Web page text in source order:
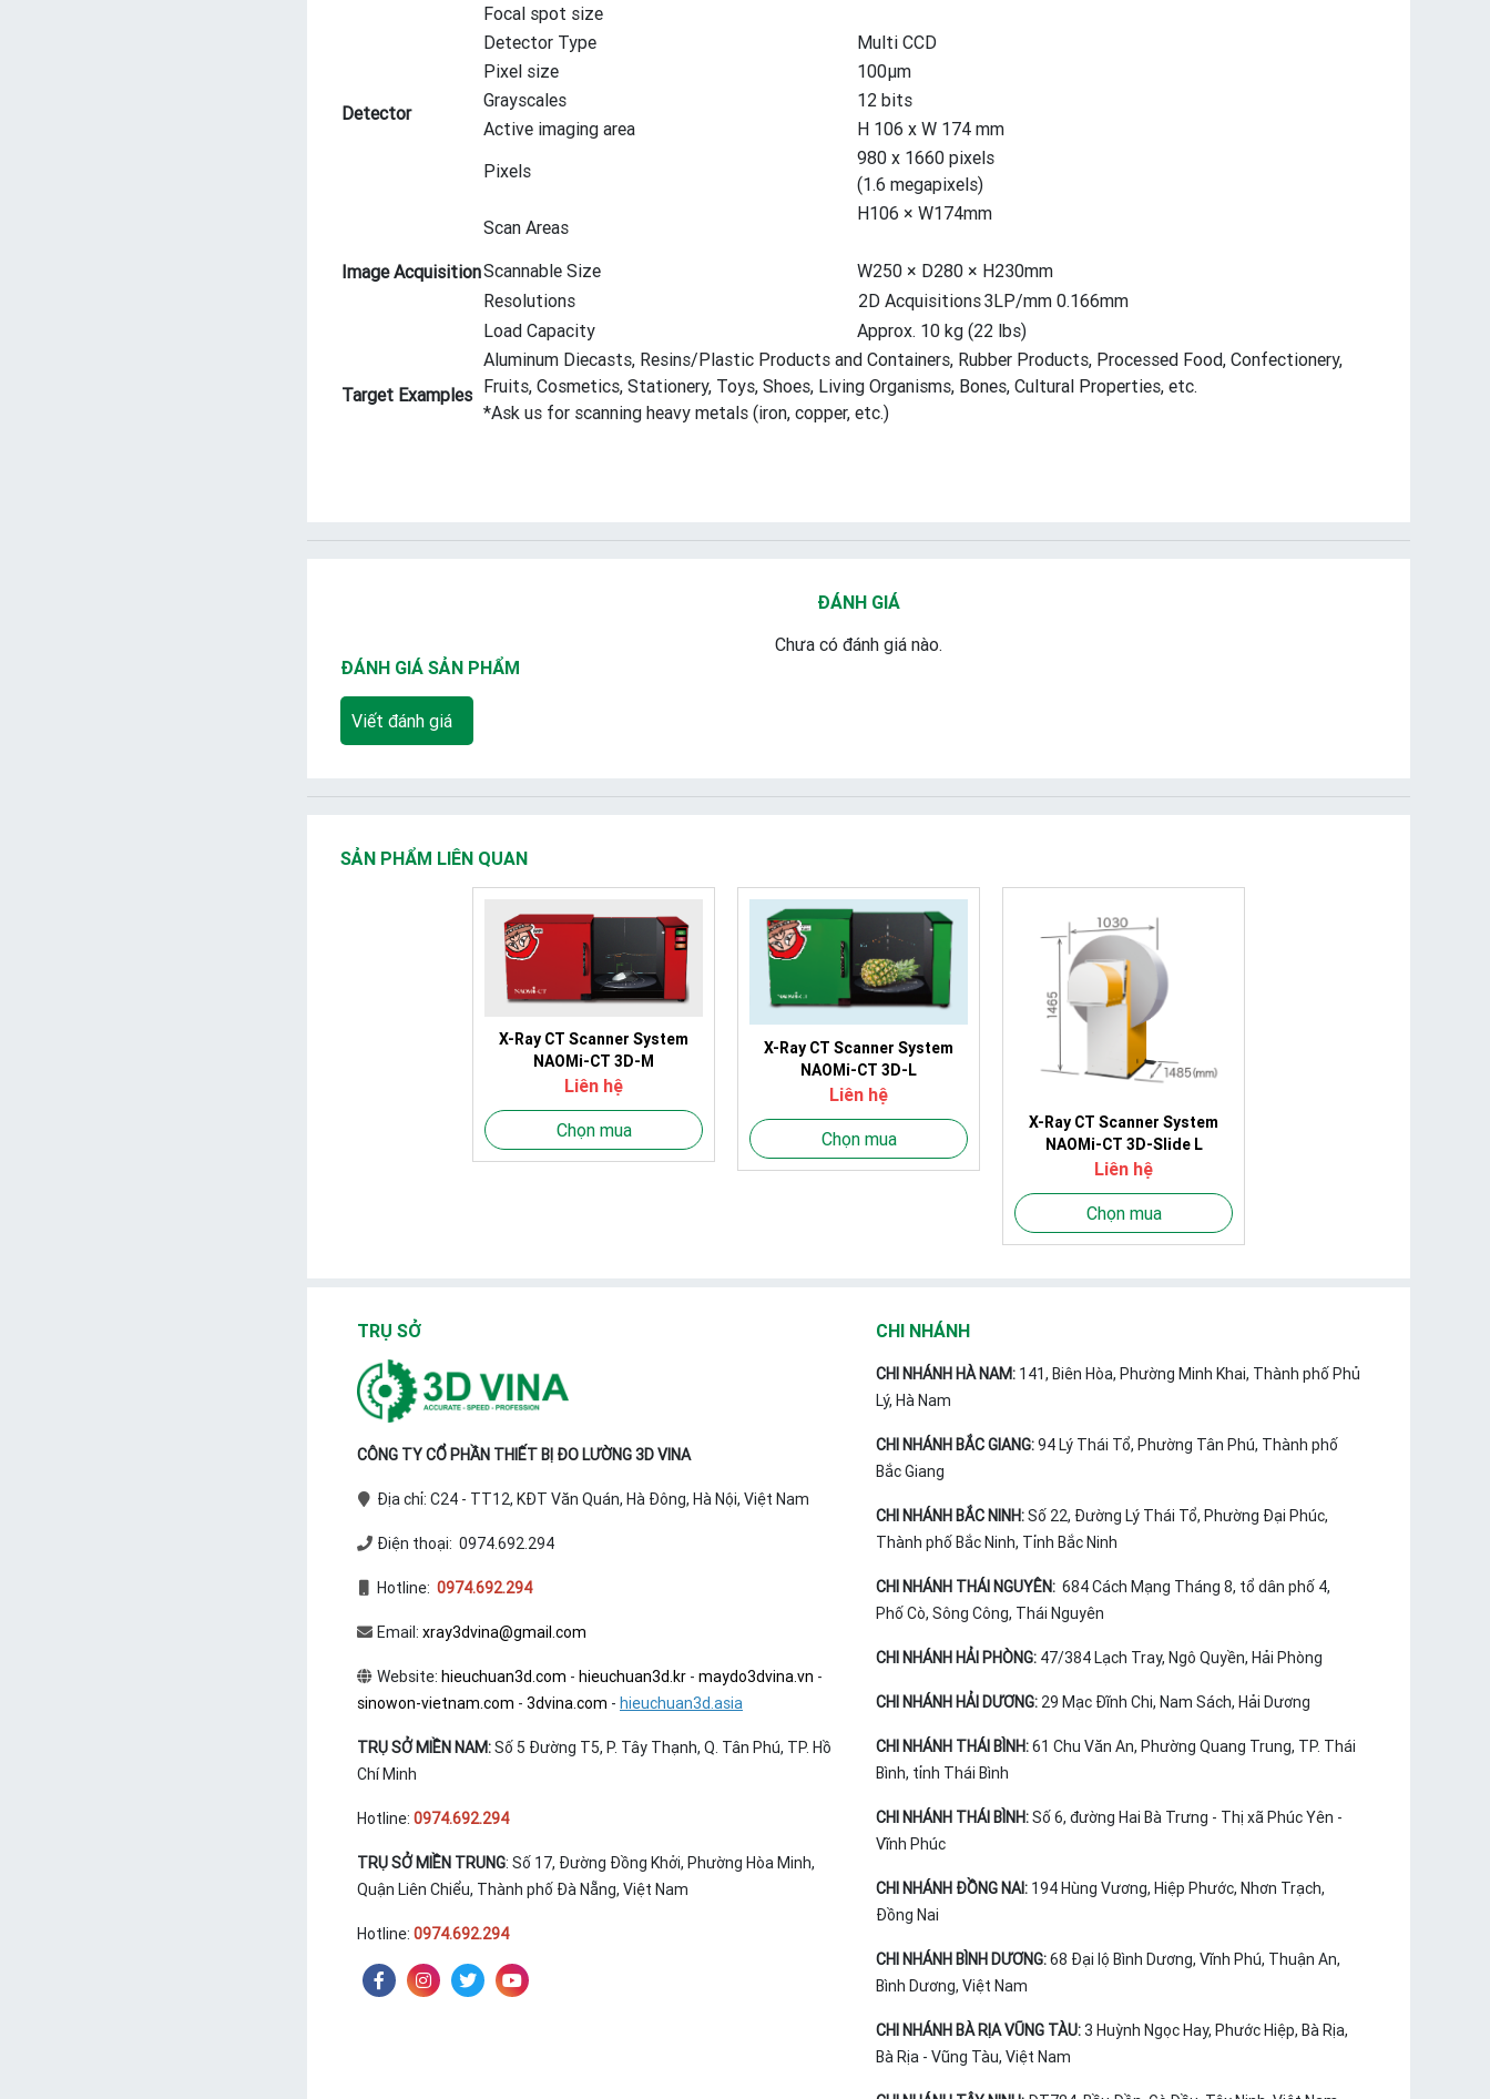
Focal spot size
Detector
Detector Type
Multi CCD
Pixel size
100μm
Grayscales
12 bits
Active imaging area
H 106 x W 174 mm
Pixels
980 x 1660 pixels
(1.6 megapixels)
Image Acquisition
Scan Areas
H106 × W174mm
Scannable Size
W250 × D280 × H230mm
Resolutions
2D Acquisitions3LP/mm 0.166mm
Load Capacity
Approx. 10 kg (22 lbs)
Target Examples
Aluminum Diecasts, Resins/Plastic Products and Containers, Rubber Products, Processed Food, Confectionery,
Fruits, Cosmetics, Stationery, Toys, Shoes, Living Organisms, Bones, Cultural Properties, etc.
*Ask us for scanning heavy metals (iron, copper, etc.)
ĐÁNH GIÁ
Chưa có đánh giá nào.
ĐÁNH GIÁ SẢN PHẨM
Viết đánh giá
SẢN PHẨM LIÊN QUAN
X-Ray CT Scanner System
NAOMi-CT 3D-M
Liên hệ
Chọn mua
X-Ray CT Scanner System
NAOMi-CT 3D-L
Liên hệ
Chọn mua
X-Ray CT Scanner System
NAOMi-CT 3D-Slide L
Liên hệ
Chọn mua
TRỤ SỞ
CÔNG TY CỔ PHẦN THIẾT BỊ ĐO LƯỜNG 3D VINA
Địa chỉ: C24 - TT12, KĐT Văn Quán, Hà Đông, Hà Nội, Việt Nam
Điện thoại: 0974.692.294
Hotline: 0974.692.294
Email: xray3dvina@gmail.com
Website: hieuchuan3d.com - hieuchuan3d.kr- maydo3dvina.vn -
sinowon-vietnam.com - 3dvina.com - hieuchuan3d.asia
TRỤ SỞ MIỀN NAM:Số 5 Đường T5, P. Tây Thạnh, Q. Tân Phú, TP. Hồ
Chí Minh
Hotline: 0974.692.294
TRỤ SỞ MIỀN TRUNG: Số 17, Đường Đồng Khởi, Phường Hòa Minh,
Quận Liên Chiểu, Thành phố Đà Nẵng, Việt Nam
Hotline: 0974.692.294
CHI NHÁNH
CHI NHÁNH HÀ NAM:141, Biên Hòa, Phường Minh Khai, Thành phố Phủ
Lý, Hà Nam
CHI NHÁNH BẮC GIANG:94 Lý Thái Tổ, Phường Tân Phú, Thành phố
Bắc Giang
CHI NHÁNH BẮC NINH:Số 22, Đường Lý Thái Tổ, Phường Đại Phúc,
Thành phố Bắc Ninh, Tỉnh Bắc Ninh
CHI NHÁNH THÁI NGUYÊN: 684 Cách Mạng Tháng 8, tổ dân phố 4,
Phố Cò, Sông Công, Thái Nguyên
CHI NHÁNH HẢI PHÒNG: 47/384 Lạch Tray, Ngô Quyền, Hải Phòng
CHI NHÁNH HẢI DƯƠNG: 29 Mạc Đĩnh Chi, Nam Sách, Hải Dương
CHI NHÁNH THÁI BÌNH:61 Chu Văn An, Phường Quang Trung, TP. Thái
Bình, tỉnh Thái Bình
CHI NHÁNH THÁI BÌNH:Số 6, đường Hai Bà Trưng - Thị xã Phúc Yên -
Vĩnh Phúc
CHI NHÁNH ĐỒNG NAI:194 Hùng Vương, Hiệp Phước, Nhơn Trạch,
Đồng Nai
CHI NHÁNH BÌNH DƯƠNG:68 Đại lộ Bình Dương, Vĩnh Phú, Thuận An,
Bình Dương, Việt Nam
CHI NHÁNH BÀ RỊA VŨNG TÀU:3 Huỳnh Ngọc Hay, Phước Hiệp, Bà Rịa,
Bà Rịa - Vũng Tàu, Việt Nam